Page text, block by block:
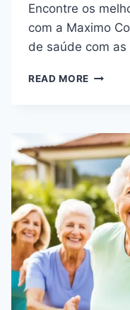
Encontre os
com a Maximo
de saúde com
READ MORE
COM
A